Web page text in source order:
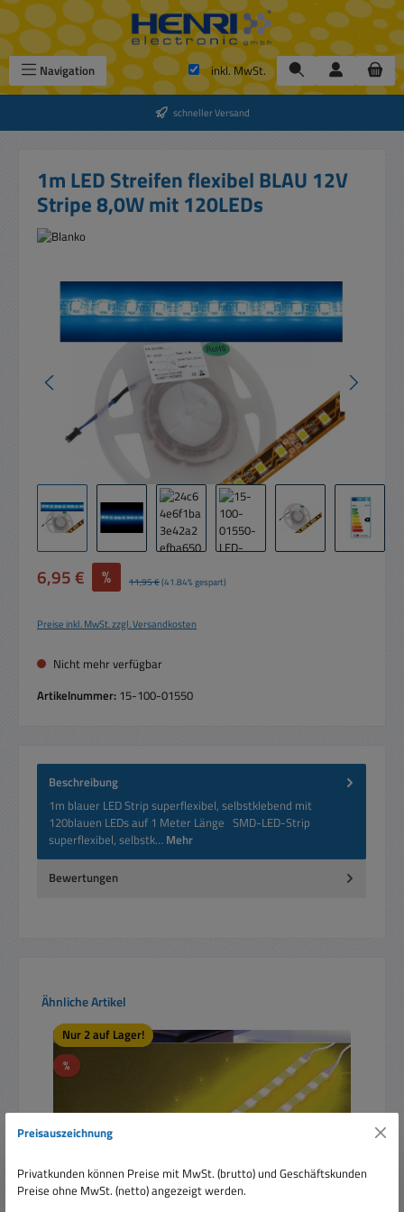
Zum Hauptinhalt springen
Navigation inkl. MwSt.
schneller Versand
1m LED Streifen flexibel BLAU 12V
Stripe 8,0W mit 120LEDs
Bildergalerie überspringen
Verkaufspreis:
6,95 € % Regulärer Preis:
11,95 €(41.84% gespart)
Preise inkl. MwSt. zzgl. Versandkosten
Nicht mehr verfügbar
Artikelnummer: 15-100-01550
Beschreibung
1m blauer LED Strip superflexibel, selbstklebend mit
120blauen LEDs auf 1 Meter Länge SMD-LED-Strip
superflexibel, selbstk… Mehr
Bewertungen
Produktgalerie überspringen
Ähnliche Artikel
Nur 2 auf Lager!
%Rabatt
Preisauszeichnung
Privatkunden können Preise mit MwSt. (brutto) und Geschäftskunden
Preise ohne MwSt. (netto) angezeigt werden.